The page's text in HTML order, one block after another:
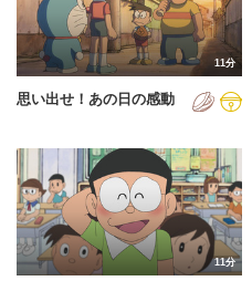
2011年
2012年
2013年
2014年
2015年
2016年
2017年
11分
思い出せ！あの日の感動
11分